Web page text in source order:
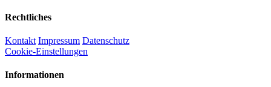
Rechtliches
Kontakt Impressum Datenschutz
Cookie-Einstellungen
Informationen